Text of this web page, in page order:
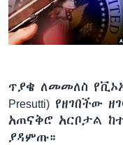
ጥያቄ ለመመለስ
Presutti) የዘገበችው
አጠናቅሮ አርቦታል
ያዳምጡ።